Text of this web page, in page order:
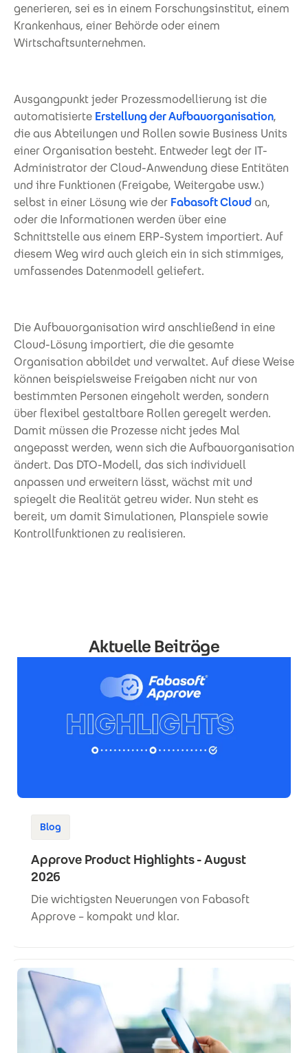
generieren, sei es in einem Forschungsinstitut, einem
Krankenhaus, einer Behörde oder einem
Wirtschaftsunternehmen.
Ausgangpunkt jeder Prozessmodellierung ist die
automatisierte Erstellung der Aufbauorganisation,
die aus Abteilungen und Rollen sowie Business Units
einer Organisation besteht. Entweder legt der IT-
Administrator der Cloud-Anwendung diese Entitäten
und ihre Funktionen (Freigabe, Weitergabe usw.)
selbst in einer Lösung wie der Fabasoft Cloudan,
oder die Informationen werden über eine
Schnittstelle aus einem ERP-System importiert. Auf
diesem Weg wird auch gleich ein in sich stimmiges,
umfassendes Datenmodell geliefert.
Die Aufbauorganisation wird anschließend in eine
Cloud-Lösung importiert, die die gesamte
Organisation abbildet und verwaltet. Auf diese Weise
können beispielsweise Freigaben nicht nur von
bestimmten Personen eingeholt werden, sondern
über flexibel gestaltbare Rollen geregelt werden.
Damit müssen die Prozesse nicht jedes Mal
angepasst werden, wenn sich die Aufbauorganisation
ändert. Das DTO-Modell, das sich individuell
anpassen und erweitern lässt, wächst mit und
spiegelt die Realität getreu wider. Nun steht es
bereit, um damit Simulationen, Planspiele sowie
Kontrollfunktionen zu realisieren.
Aktuelle Beiträge
Blog
Approve Product Highlights - August
2026
Die wichtigsten Neuerungen von Fabasoft
Approve – kompakt und klar.